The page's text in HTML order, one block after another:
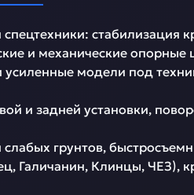
стабилизация
и механические
усиленные модели под
и задней установки,
грунтов,
Галичанин, Клинцы, ЧЕЗ),